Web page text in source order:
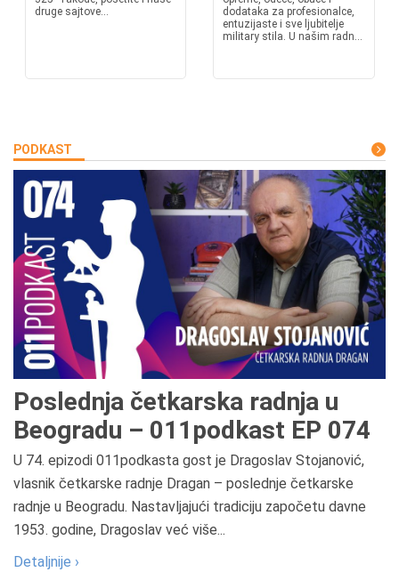
druge sajtove...
dodataka za profesionalce,
entuzijaste i sve ljubitelje
military stila. U našim radn...
PODKAST
Poslednja četkarska radnja u
Beogradu – 011podkast EP 074
U 74. epizodi 011podkasta gost je Dragoslav Stojanović,
vlasnik četkarske radnje Dragan – poslednje četkarske
radnje u Beogradu. Nastavljajući tradiciju započetu davne
1953. godine, Dragoslav već više...
Detaljnije ›